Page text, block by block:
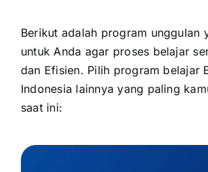
Berikut adalah program unggulan
untuk Anda agar proses belajar
dan Efisien. Pilih program belajar
Indonesia lainnya yang paling
saat ini: